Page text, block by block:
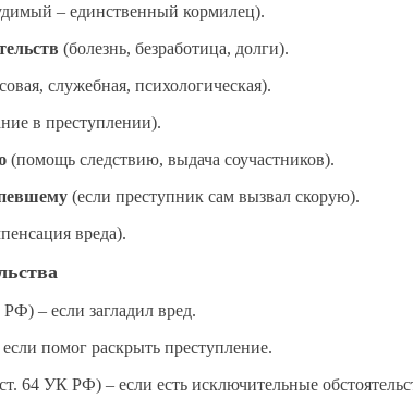
– единственный кормилец).
(болезнь, безработица, долги).
служебная, психологическая).
в преступлении).
(помощь следствию, выдача соучастников).
(если преступник сам вызвал скорую).
вреда).
– если загладил вред.
помог раскрыть преступление.
64 УК РФ) – если есть исключительные